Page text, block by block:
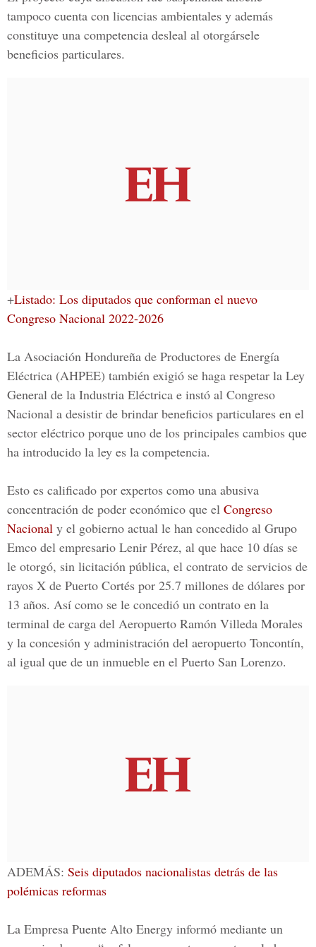
tampoco cuenta con licencias ambientales y además
constituye una competencia desleal al otorgársele
beneficios particulares.
+Listado: Los diputados que conforman el nuevo
Congreso Nacional 2022-2026
La Asociación Hondureña de Productores de Energía
Eléctrica (AHPEE) también exigió se haga respetar la Ley
General de la Industria Eléctrica e instó al Congreso
Nacional a desistir de brindar beneficios particulares en el
sector eléctrico porque uno de los principales cambios que
ha introducido la ley es la competencia.
Esto es calificado por expertos como una abusiva
concentración de poder económico que el Congreso
Nacional y el gobierno actual le han concedido al Grupo
Emco del empresario Lenir Pérez, al que hace 10 días se
le otorgó, sin licitación pública, el contrato de servicios de
rayos X de Puerto Cortés por 25.7 millones de dólares por
13 años. Así como se le concedió un contrato en la
terminal de carga del Aeropuerto Ramón Villeda Morales
y la concesión y administración del aeropuerto Toncontín,
al igual que de un inmueble en el Puerto San Lorenzo.
ADEMÁS: Seis diputados nacionalistas detrás de las
polémicas reformas
La Empresa Puente Alto Energy informó mediante un